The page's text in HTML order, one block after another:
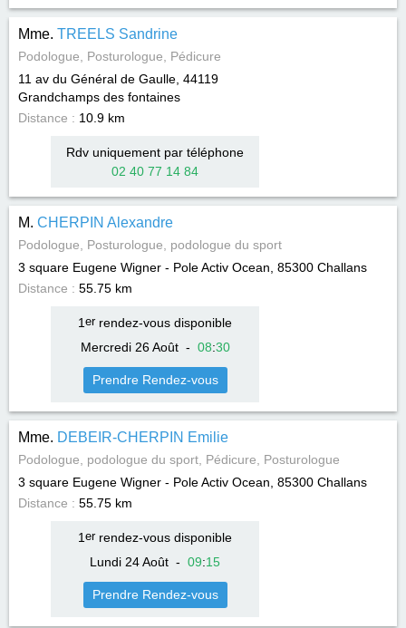
Mme. TREELS Sandrine
Podologue, Posturologue, Pédicure
11 av du Général de Gaulle, 44119
Grandchamps des fontaines
Distance : 10.9 km
Rdv uniquement par téléphone
02 40 77 14 84
M. CHERPIN Alexandre
Podologue, Posturologue, podologue du sport
3 square Eugene Wigner - Pole Activ Ocean, 85300 Challans
Distance : 55.75 km
1 errendez-vous disponible
Mercredi 26 Août- 08:30
Prendre Rendez-vous
Mme. DEBEIR-CHERPIN Emilie
Podologue, podologue du sport, Pédicure, Posturologue
3 square Eugene Wigner - Pole Activ Ocean, 85300 Challans
Distance : 55.75 km
1 errendez-vous disponible
Lundi 24 Août - 09:15
Prendre Rendez-vous